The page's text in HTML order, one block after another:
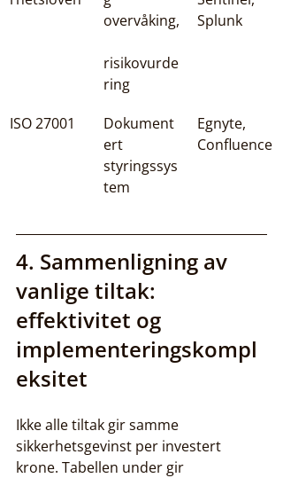
overvåking,
risikovurde
ring
Splunk
ISO 27001
Dokument
ert
styringssys
tem
Egnyte,
Confluence
4. Sammenligning av
vanlige tiltak:
effektivitet og
implementeringskompl
eksitet
Ikke alle tiltak gir samme
sikkerhetsgevinst per investert
krone. Tabellen under gir